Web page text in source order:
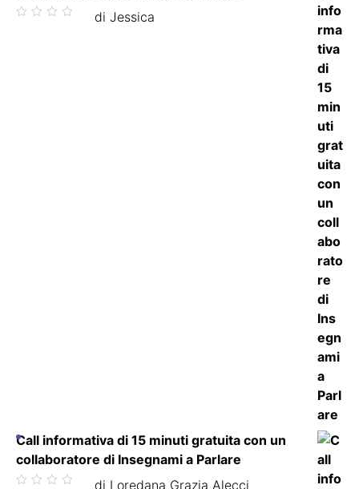
Valutato di Jessica
Call informativa di 15 minuti gratuita con un
collaboratore di Insegnami a Parlare
Valutato di Loredana Grazia Alecci